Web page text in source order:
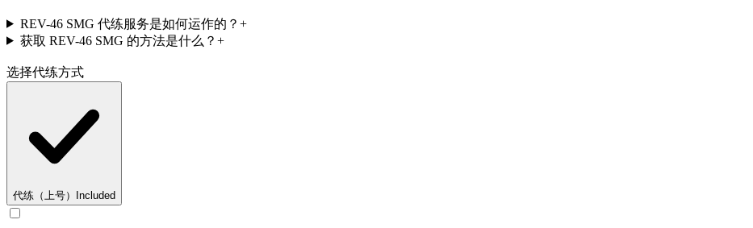
REV-46 SMG 代练服务是如何运作的？ +
获取 REV-46 SMG 的方法是什么？ +
选择代练方式
代练（上号） Included